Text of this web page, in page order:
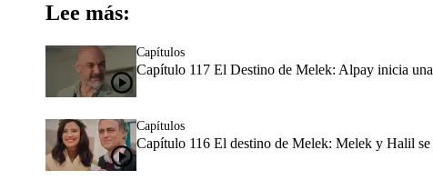
Lee más:
Capítulos
Capítulo 117 El Destino de Melek: Alpay inicia
Capítulos
Capítulo 116 El destino de Melek: Melek y Halil se